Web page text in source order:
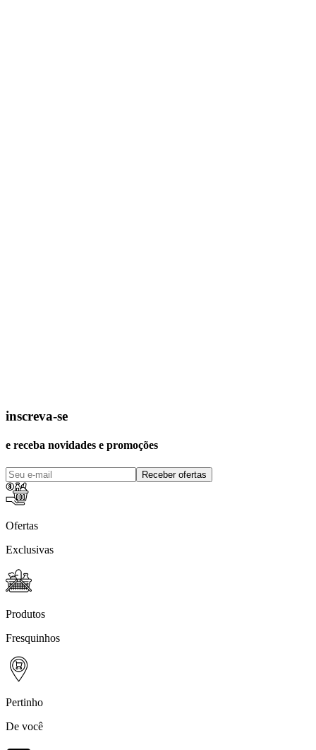
inscreva-se
e receba novidades e promoções
Receber ofertas
Ofertas
Exclusivas
Produtos
Fresquinhos
Pertinho
De você